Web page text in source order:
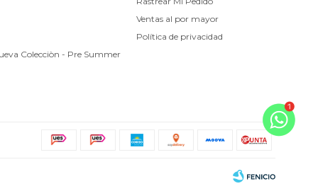
Ventas al por mayor
Política de privacidad
Colecciòn - Pre Summer